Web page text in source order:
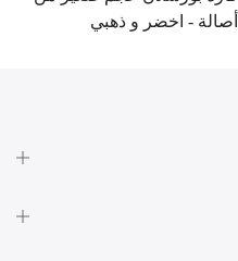
أصالة - اخضر و ذهبي